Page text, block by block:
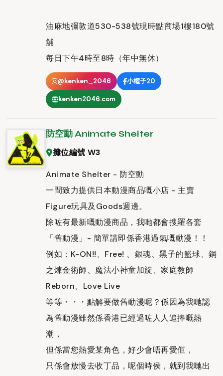
油麻地彌敦道530-538號現時點商場1樓180號
舖
每日下午4時至8時（年中無休）
@kenken_2046 小權子20
kenken2046.com
防空動 Animate Shelter
攤位編號 W3
Animate Shelter - 防空動
一間致力提供日本動漫商品嘅小店 - 主賣
Figure玩具及Goods週邊。
除咗有最新嘅動漫商品，我哋都會搜羅各套
「舊動漫」- 簡單講即係香港過氣嘅動漫！！
例如：K-ON!!、Free! 、銀魂、黑子的籃球、鋼
之煉金術師、魔法小神童加旋、家庭教師
Reborn、Love Live
等等・・・點解要做舊動漫呢？係因為我哋認
為舊動漫雖然係香港已經過咗人人追捧嘅熱
潮，
但係當您熱愛某角色，好少會唔再愛佢，
只係會放慢去收丁品，呢個時侯，就到我哋出